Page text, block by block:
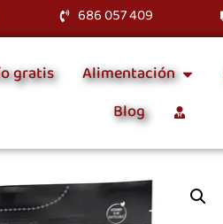
686 057 409
gratis Alimentación
Blog